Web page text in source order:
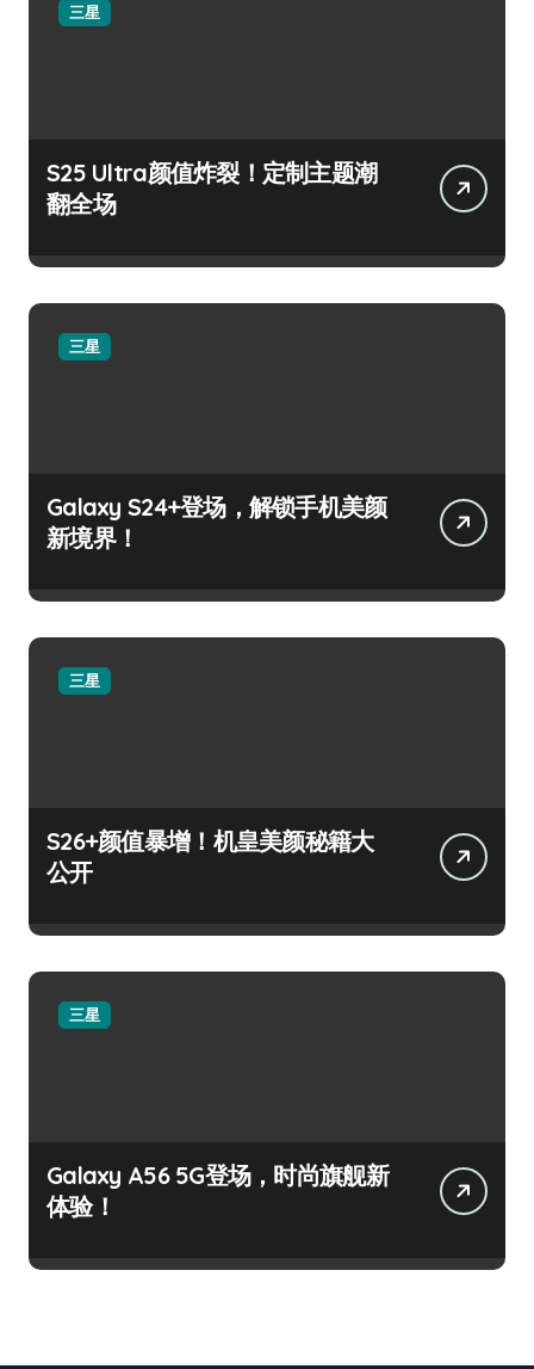
三星
S25 Ultra颜值炸裂！定制主题潮
翻全场
三星
Galaxy S24+登场，解锁手机美颜
新境界！
三星
S26+颜值暴增！机皇美颜秘籍大
公开
三星
Galaxy A56 5G登场，时尚旗舰新
体验！